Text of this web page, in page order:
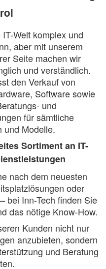
Welt komplex und
aber mit unserem
Seite machen wir
und verständlich.
den Verkauf von
Software sowie
und
für sämtliche
und Modelle.
Sortiment an IT-
nach dem neuesten
oder
bei Inn-Tech finden Sie
das nötige Know-How.
Kunden nicht nur
anzubieten, sondern
und Beratung